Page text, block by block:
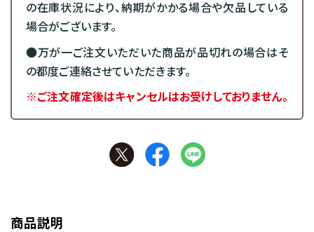
の在庫状況により、納期がかかる場合や欠品している
場合がございます。
●万が一ご注文いただいた商品が品切れの場合はそ
の都度ご連絡させていただきます。
※ご注文確定後はキャンセルはお受けしておりません。
商品説明